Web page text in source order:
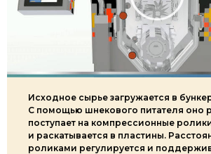
Исходное сырье загружается в
С помощью шнекового питателя оно
поступает на компрессионные
и раскатывается в пластины.
роликами регулируется и